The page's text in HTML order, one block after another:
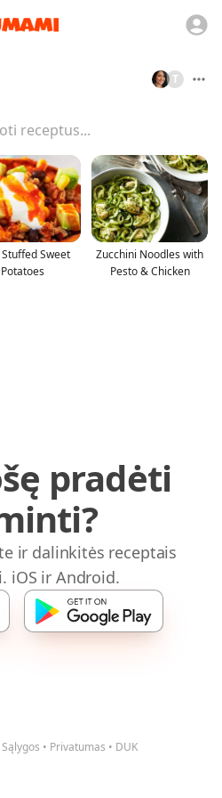
T
Stuffed Sweet
Potatoes
Zucchini Noodles with
Pesto & Chicken
pradėti
ir dalinkitės receptais
iOS ir Android.
Sąlygos • Privatumas • DUK